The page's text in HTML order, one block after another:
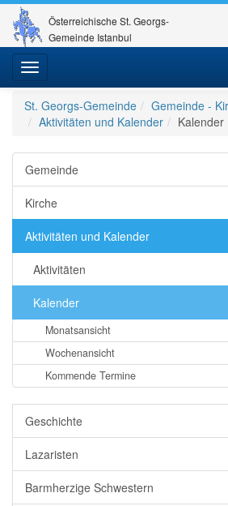
Österreichische St. Georgs-
Gemeinde Istanbul
Toggle
navigation
St. Georgs-Gemeinde
Gemeinde -
Aktivitäten und Kalender
Kalender
Gemeinde
Kirche
Aktivitäten und Kalender
Aktivitäten
Kalender
Monatsansicht
Wochenansicht
Kommende Termine
Geschichte
Lazaristen
Barmherzige Schwestern